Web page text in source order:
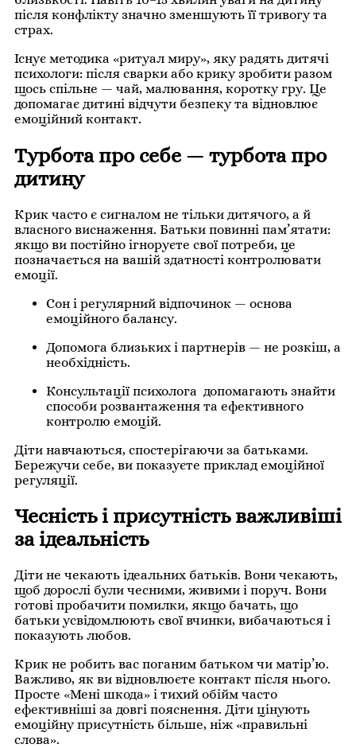
після конфлікту значно зменшують її тривогу та
страх.
Існує методика «ритуал миру», яку радять дитячі
психологи: після сварки або крику зробити разом
щось спільне — чай, малювання, коротку гру. Це
допомагає дитині відчути безпеку та відновлює
емоційний контакт.
Турбота про себе — турбота про
дитину
Крик часто є сигналом не тільки дитячого, а й
власного виснаження. Батьки повинні пам’ятати:
якщо ви постійно ігноруєте свої потреби, це
позначається на вашій здатності контролювати
емоції.
Сон і регулярний відпочинок — основа
емоційного балансу.
Допомога близьких і партнерів — не розкіш, а
необхідність.
Консультації психолога допомагають знайти
способи розвантаження та ефективного
контролю емоцій.
Діти навчаються, спостерігаючи за батьками.
Бережучи себе, ви показуєте приклад емоційної
регуляції.
Чесність і присутність важливіші
за ідеальність
Діти не чекають ідеальних батьків. Вони чекають,
щоб дорослі були чесними, живими і поруч. Вони
готові пробачити помилки, якщо бачать, що
батьки усвідомлюють свої вчинки, вибачаються і
показують любов.
Крик не робить вас поганим батьком чи матір’ю.
Важливо, як ви відновлюєте контакт після нього.
Просте «Мені шкода» і тихий обійм часто
ефективніші за довгі пояснення. Діти цінують
емоційну присутність більше, ніж «правильні
слова».